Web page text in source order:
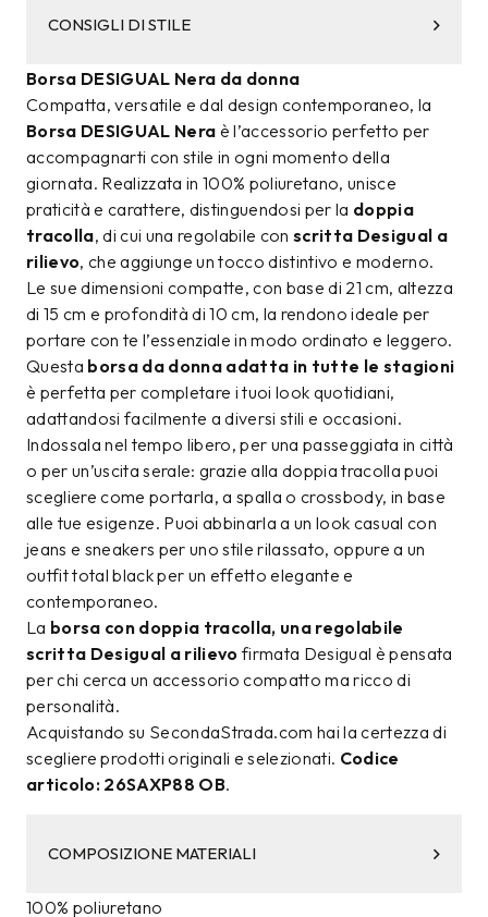
CONSIGLI DI STILE
Borsa DESIGUAL Nera da donna
Compatta, versatile e dal design contemporaneo, la
Borsa DESIGUAL Nera è l’accessorio perfetto per
accompagnarti con stile in ogni momento della
giornata. Realizzata in 100% poliuretano, unisce
praticità e carattere, distinguendosi per la doppia
tracolla, di cui una regolabile conscritta Desigual a
rilievo, che aggiunge un tocco distintivo e moderno.
Le sue dimensioni compatte, con base di 21 cm, altezza
di 15 cm e profondità di 10 cm, la rendono ideale per
portare con te l’essenziale in modo ordinato e leggero.
Questa borsa da donna adatta in tutte le stagioni
è perfetta per completare i tuoi look quotidiani,
adattandosi facilmente a diversi stili e occasioni.
Indossala nel tempo libero, per una passeggiata in città
o per un’uscita serale: grazie alla doppia tracolla puoi
scegliere come portarla, a spalla o crossbody, in base
alle tue esigenze. Puoi abbinarla a un look casual con
jeans e sneakers per uno stile rilassato, oppure a un
outfit total black per un effetto elegante e
contemporaneo.
La borsa con doppia tracolla, una regolabile
scritta Desigual a rilievo firmata Desigual è pensata
per chi cerca un accessorio compatto ma ricco di
personalità.
Acquistando su SecondaStrada.com hai la certezza di
scegliere prodotti originali e selezionati. Codice
articolo: 26SAXP88 OB.
COMPOSIZIONE MATERIALI
100% poliuretano